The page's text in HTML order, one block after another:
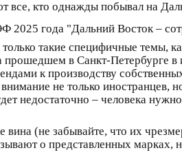
все, кто однажды побывал на
2025 года "Дальний Восток –
такие специфичные темы,
прошедшем в Санкт-
к производству
не только иностранцев,
недостаточно – человека
(не забывайте, что их
о представленных марках,